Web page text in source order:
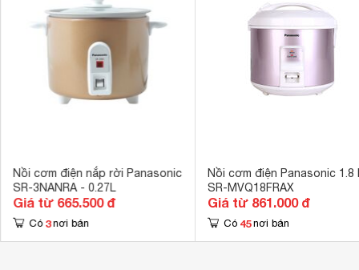
Nồi cơm điện nắp rời Panasonic
SR-3NANRA - 0.27L
Giá từ 665.500 đ
Có 3 nơi bán
Nồi cơm điện Panasonic 1.8
SR-MVQ18FRAX
Giá từ 861.000 đ
Có 45 nơi bán